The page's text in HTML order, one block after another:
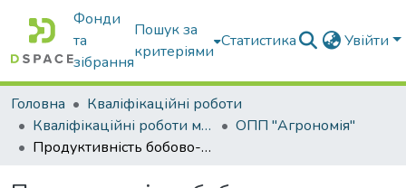
Фонди
та
зібрання
Пошук за
критеріями
Статистика Увійти
Головна
Кваліфікаційні роботи
Кваліфікаційні роботи магістрів
ОПП "Агрономія"
Продуктивність бобово-злакових травостоїв на культурних пасовищах Лісостепу України